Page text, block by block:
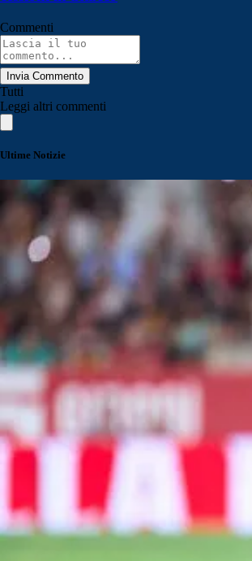
Commenti
Invia Commento
Tutti
Leggi altri commenti
Ultime Notizie